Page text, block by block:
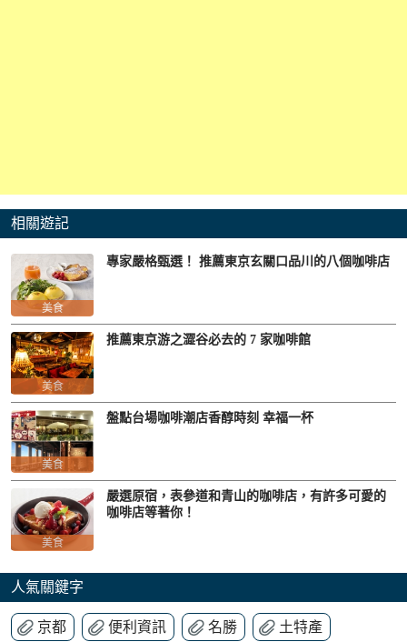
相關遊記
美食
專家嚴格甄選！ 推薦東京玄關口品川的八個咖啡店
美食
推薦東京游之澀谷必去的 7 家咖啡館
美食
盤點台場咖啡潮店香醇時刻 幸福一杯
美食
嚴選原宿，表參道和青山的咖啡店，有許多可愛的
咖啡店等著你！
人氣關鍵字
京都 便利資訊 名勝 土特產